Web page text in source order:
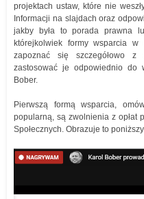
projektach ustaw, które nie
Informacji na slajdach oraz
jakby była to porada prawna
którejkolwiek formy wsparcia w
zapoznać się szczegółowo z
zastosować je odpowiednio do
Bober.
Pierwszą formą wsparcia,
popularną, są zwolnienia z opłat
Społecznych. Obrazuje to